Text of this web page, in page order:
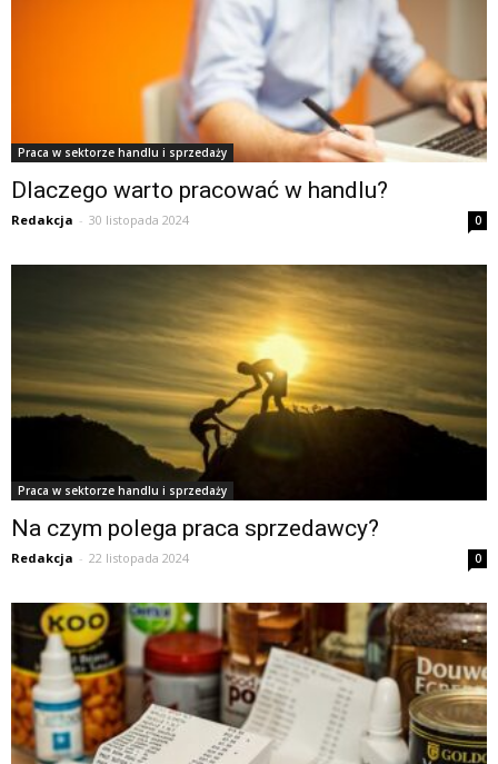
Praca w sektorze handlu i sprzedaży
Dlaczego warto pracować w handlu?
Redakcja - 30 listopada 2024 0
Praca w sektorze handlu i sprzedaży
Na czym polega praca sprzedawcy?
Redakcja - 22 listopada 2024 0